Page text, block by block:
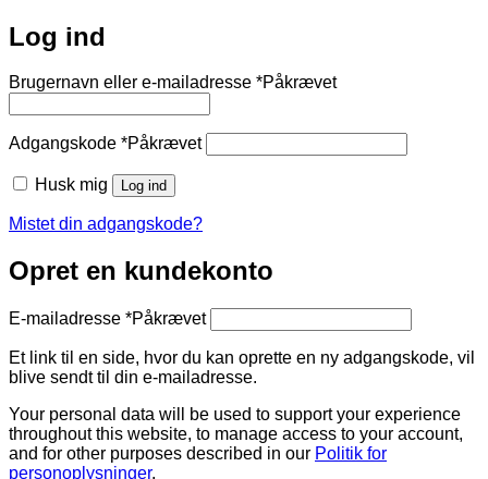
Log ind
Brugernavn eller e-mailadresse *Påkrævet
Adgangskode *Påkrævet
Husk mig Log ind
Mistet din adgangskode?
Opret en kundekonto
E-mailadresse *Påkrævet
Et link til en side, hvor du kan oprette en ny adgangskode, vil
blive sendt til din e-mailadresse.
Your personal data will be used to support your experience
throughout this website, to manage access to your account,
and for other purposes described in our Politik for
personoplysninger.